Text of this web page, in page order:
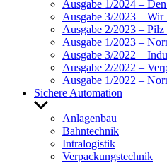
Ausgabe 1/2024 –
Ausgabe 3/2023 –
Ausgabe 2/2023 –
Ausgabe 1/2023 –
Ausgabe 3/2022 –
Ausgabe 2/2022 –
Ausgabe 1/2022 –
Sichere Auto­ma­tion
Untermenü
anzeigenAnla­genbau
Bahn­technik
Intra­lo­gistik
Verpa­ckungs­technik